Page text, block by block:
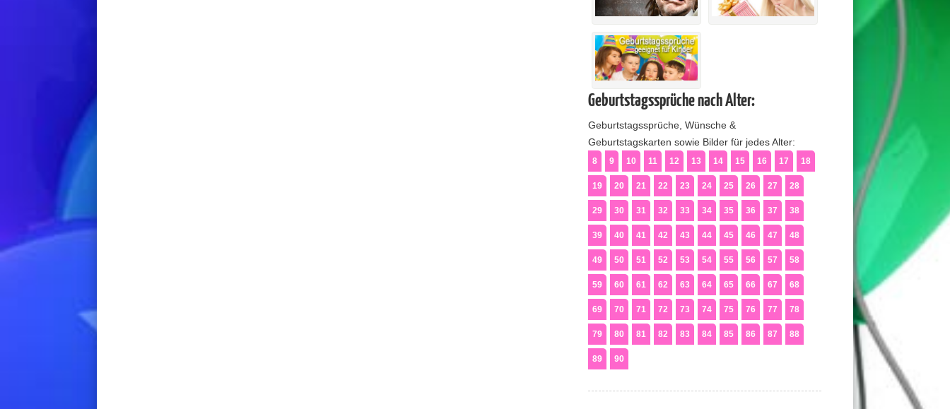
Geburtstagssprüche nach Alter:
Geburtstagssprüche, Wünsche &
Geburtstagskarten sowie Bilder für jedes Alter:
8 9 10 11 12 13 14 15 16 17 18
19 20 21 22 23 24 25 26 27 28
29 30 31 32 33 34 35 36 37 38
39 40 41 42 43 44 45 46 47 48
49 50 51 52 53 54 55 56 57 58
59 60 61 62 63 64 65 66 67 68
69 70 71 72 73 74 75 76 77 78
79 80 81 82 83 84 85 86 87 88
89 90